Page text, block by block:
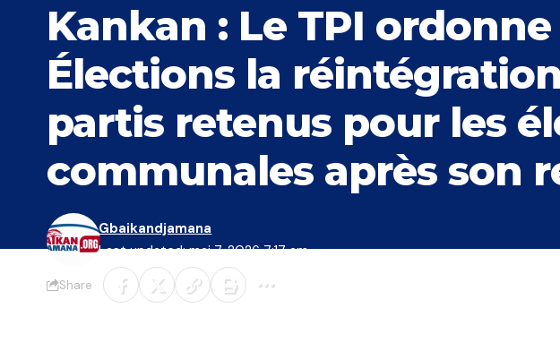
Kankan : Le TPI
Élections la
partis retenus pour les
communales après son
Last updated: mai 7, 2026 7:17 am
Gbaikandjamana
Share